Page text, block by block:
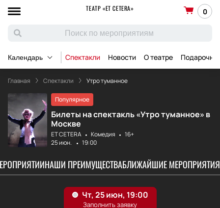
ТЕАТР «ET CETERA» 0
Календарь Спектакли Новости О театре
Главная Спектакли Утро туманное
Популярное
Билеты на спектакль «Утро туманное» в
Москве
ET CETERA Комедия
16+
25 июн.
19:00
НАШИ ПРЕИМУЩЕСТВАБЛИЖАЙШИЕ МЕРОПРИЯТИЯ